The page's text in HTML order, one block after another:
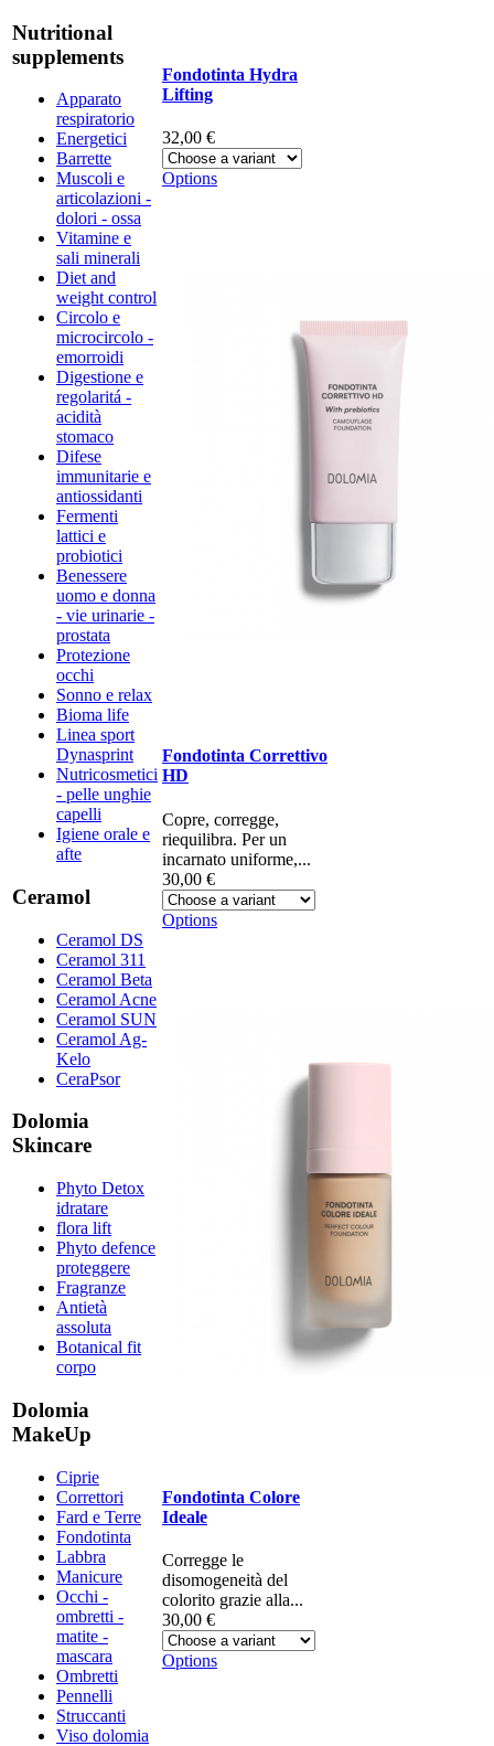
Nutritional
supplements
Apparato
respiratorio
Energetici
Barrette
Muscoli e
articolazioni -
dolori - ossa
Vitamine e
sali minerali
Diet and
weight control
Circolo e
microcircolo -
emorroidi
Digestione e
regolaritá -
acidità
stomaco
Difese
immunitarie e
antiossidanti
Fermenti
lattici e
probiotici
Benessere
uomo e donna
- vie urinarie -
prostata
Protezione
occhi
Sonno e relax
Bioma life
Linea sport
Dynasprint
Nutricosmetici
- pelle unghie
capelli
Igiene orale e
afte
Ceramol
Ceramol DS
Ceramol 311
Ceramol Beta
Ceramol Acne
Ceramol SUN
Ceramol Ag-
Kelo
CeraPsor
Dolomia
Skincare
Phyto Detox
idratare
flora lift
Phyto defence
proteggere
Fragranze
Antietà
assoluta
Botanical fit
corpo
Dolomia
MakeUp
Ciprie
Correttori
Fard e Terre
Fondotinta
Labbra
Manicure
Occhi -
ombretti -
matite -
mascara
Ombretti
Pennelli
Struccanti
Viso dolomia
Fondotinta Hydra
Lifting
32,00 €
Options
Fondotinta Correttivo
HD
Copre, corregge,
riequilibra. Per un
incarnato uniforme,...
30,00 €
Options
Fondotinta Colore
Ideale
Corregge le
disomogeneità del
colorito grazie alla...
30,00 €
Options